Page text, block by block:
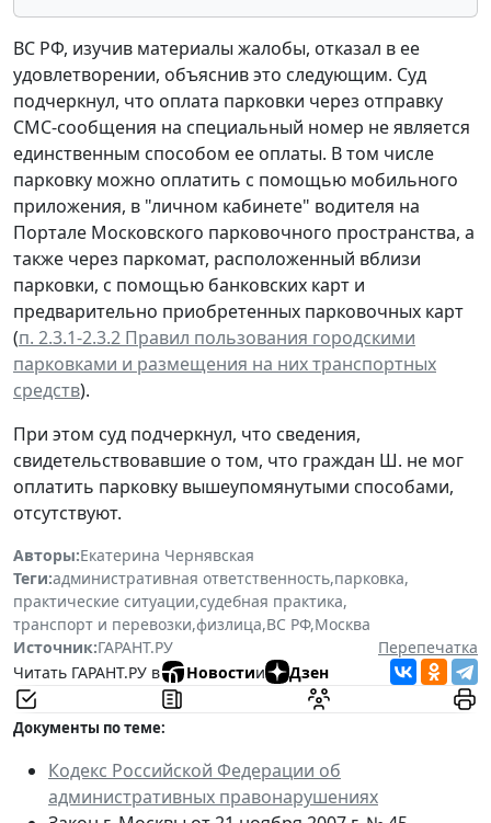
ВС РФ, изучив материалы жалобы, отказал в ее
удовлетворении, объяснив это следующим. Суд
подчеркнул, что оплата парковки через отправку
СМС-сообщения на специальный номер не является
единственным способом ее оплаты. В том числе
парковку можно оплатить с помощью мобильного
приложения, в "личном кабинете" водителя на
Портале Московского парковочного пространства, а
также через паркомат, расположенный вблизи
парковки, с помощью банковских карт и
предварительно приобретенных парковочных карт
(п. 2.3.1-2.3.2 Правил пользования городскими
парковками и размещения на них транспортных
средств).
При этом суд подчеркнул, что сведения,
свидетельствовавшие о том, что граждан Ш. не мог
оплатить парковку вышеупомянутыми способами,
отсутствуют.
Авторы:Екатерина Чернявская
Теги:административная ответственность,парковка,
практические ситуации,судебная практика,
транспорт и перевозки,физлица,ВС РФ,Москва
Источник:ГАРАНТ.РУ
Перепечатка
Читать ГАРАНТ.РУ в
Новостии Дзен
Документы по теме:
Кодекс Российской Федерации об
административных правонарушениях